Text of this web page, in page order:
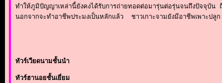
ทำให้ภูมิปัญญาเหล่านี้ยังคงได้รับการถ่ายทอดต่อมารุ่นต่อรุ่นจนถึงปัจจุบัน
นอกจากจะทำอาชีพประมงเป็นหลักแล้ว  ชาวเกาะจามยังมีอาชีพเพาะ
ทัวร์เวียดนามชั้นนำ
ทัวร์ฮานอยชั้นเยี่ยม